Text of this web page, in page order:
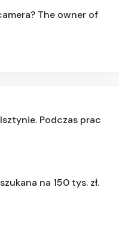
The owner of
Podczas prac
na 150 tys. zł.